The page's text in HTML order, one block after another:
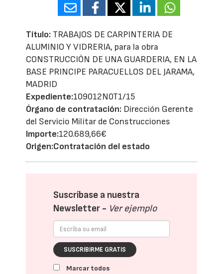
Título: TRABAJOS DE CARPINTERIA DE
ALUMINIO Y VIDRERIA, para la obra
CONSTRUCCIÓN DE UNA GUARDERIA, EN LA
BASE PRINCIPE PARACUELLOS DEL JARAMA,
MADRID
Expediente:109012N0T1/15
Órgano de contratación: Dirección Gerente
del Servicio Militar de Construcciones
Importe:120.689,66€
Origen:Contratación del estado
Suscríbase a nuestra
Newsletter - Ver ejemplo
SUSCRIBIRME GRATIS
Marcar todos